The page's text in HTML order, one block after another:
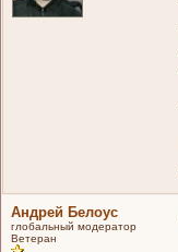
Андрей Белоус
глобальный модератор
Ветеран